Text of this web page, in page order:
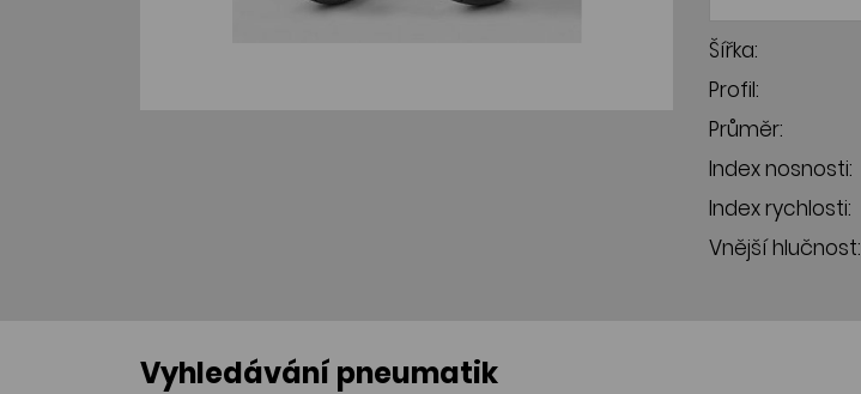
Šířka:
Profil:
Průměr:
Index nosnosti:
Index rychlosti:
Vnější hlučnost:
Vyhledávání pneumatik